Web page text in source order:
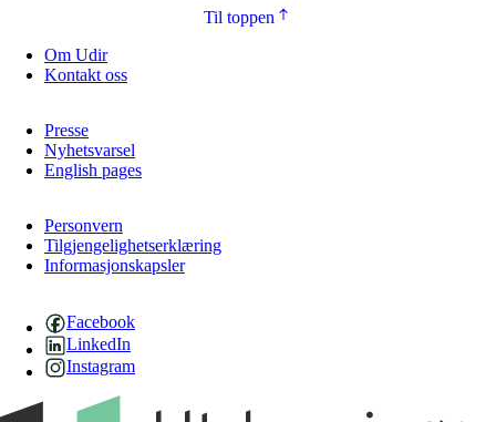
Til toppen
Om Udir
Kontakt oss
Presse
Nyhetsvarsel
English pages
Personvern
Tilgjengelighetserklæring
Informasjonskapsler
Facebook
LinkedIn
Instagram